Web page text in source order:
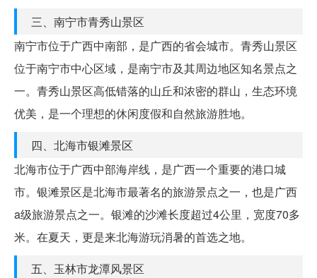
三、南宁市青秀山景区
南宁市位于广西中南部，是广西的省会城市。青秀山景区
位于南宁市中心区域，是南宁市及其周边地区知名景点之
一。青秀山景区高低错落的山丘和浓密的群山，生态环境
优美，是一个理想的休闲度假和自然旅游胜地。
四、北海市银滩景区
北海市位于广西中部海岸线，是广西一个重要的港口城
市。银滩景区是北海市最著名的旅游景点之一，也是广西
a级旅游景点之一。银滩的沙滩长度超过4公里，宽度70多
米。在夏天，更是来北海游玩消暑的首选之地。
五、玉林市龙潭风景区